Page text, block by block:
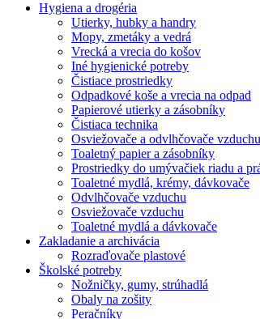
Hygiena a drogéria
Utierky, hubky a handry
Mopy, zmetáky a vedrá
Vrecká a vrecia do košov
Iné hygienické potreby
Čistiace prostriedky
Odpadkové koše a vrecia na odpad
Papierové utierky a zásobníky
Čistiaca technika
Osviežovače a odvlhčovače vzduchu
Toaletný papier a zásobníky
Prostriedky do umývačiek riadu a
Toaletné mydlá, krémy, dávkovače
Odvlhčovače vzduchu
Osviežovače vzduchu
Toaletné mydlá a dávkovače
Zakladanie a archivácia
Rozraďovače plastové
Školské potreby
Nožničky, gumy, strúhadlá
Obaly na zošity
Peračníky